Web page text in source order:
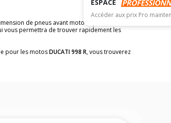
ESPACE
Accéder aux prix Pro
de pneus avant moto et pneus arrière
vous permettra de trouver rapidement les
pour les motosDUCATI 998 R, vous trouverez
des pneumatiques, dans le carnet de bord de